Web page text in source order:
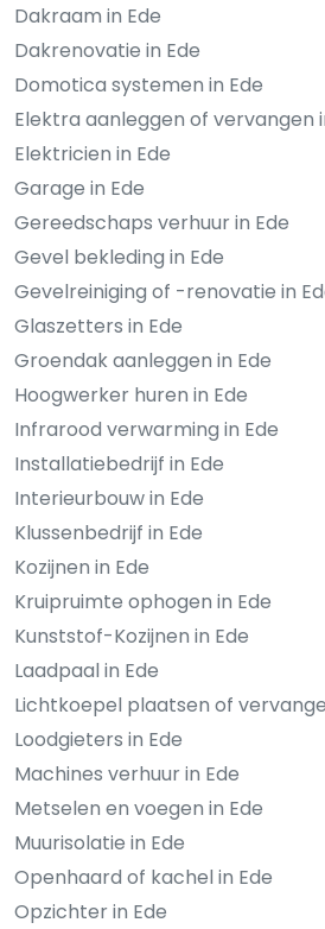
Dakraam in Ede
Dakrenovatie in Ede
Domotica systemen in Ede
Elektra aanleggen of vervangen
Elektricien in Ede
Garage in Ede
Gereedschaps verhuur in Ede
Gevel bekleding in Ede
Gevelreiniging of -renovatie in
Glaszetters in Ede
Groendak aanleggen in Ede
Hoogwerker huren in Ede
Infrarood verwarming in Ede
Installatiebedrijf in Ede
Interieurbouw in Ede
Klussenbedrijf in Ede
Kozijnen in Ede
Kruipruimte ophogen in Ede
Kunststof-Kozijnen in Ede
Laadpaal in Ede
Lichtkoepel plaatsen of
Loodgieters in Ede
Machines verhuur in Ede
Metselen en voegen in Ede
Muurisolatie in Ede
Openhaard of kachel in Ede
Opzichter in Ede